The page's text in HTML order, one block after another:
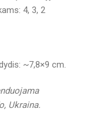
4, 3, 2
~7,8×9 cm.
Ukraina.